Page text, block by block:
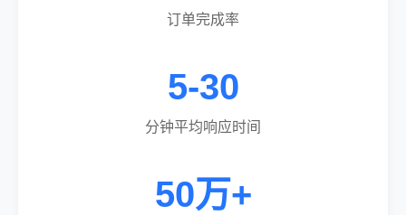
订单完成率
5-30
分钟平均响应时间
50万+